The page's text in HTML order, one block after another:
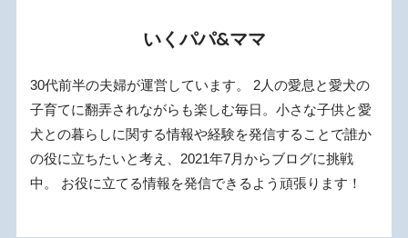
いくパパ&ママ
30代前半の夫婦が運営しています。 2人の愛息と愛犬の
子育てに翻弄されながらも楽しむ毎日。小さな子供と愛
犬との暮らしに関する情報や経験を発信することで誰か
の役に立ちたいと考え、2021年7月からブログに挑戦
中。 お役に立てる情報を発信できるよう頑張ります！